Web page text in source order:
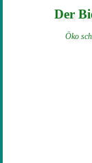
Der
Öko